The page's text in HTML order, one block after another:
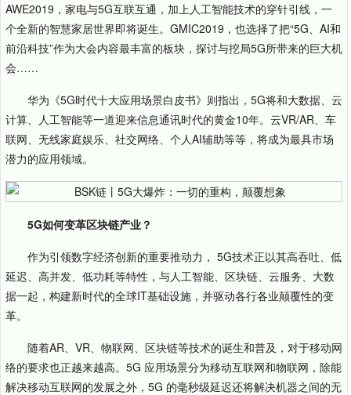
AWE2019，家电与5G互联互通，加上人工智能技术的穿针引线，一
个全新的智慧家居世界即将诞生。GMIC2019，也选择了把“5G、AI和
前沿科技”作为大会内容最丰富的板块，探讨与挖局5G所带来的巨大机
会……
华为《5G时代十大应用场景白皮书》则指出，5G将和大数据、云
计算、人工智能等一道迎来信息通讯时代的黄金10年。云VR/AR、车
联网、无线家庭娱乐、社交网络、个人AI辅助等等，将成为最具市场
潜力的应用领域。
5G如何变革区块链产业？
作为引领数字经济创新的重要推动力， 5G技术正以其高吞吐、低
延迟、高并发、低功耗等特性，与人工智能、区块链、云服务、大数
据一起，构建新时代的全球IT基础设施，并驱动各行各业颠覆性的变
革。
随着AR、VR、物联网、区块链等技术的诞生和普及，对于移动网
络的要求也正越来越高。5G 应用场景分为移动互联网和物联网，除能
解决移动互联网的发展之外，5G 的毫秒级延迟还将解决机器之间的无